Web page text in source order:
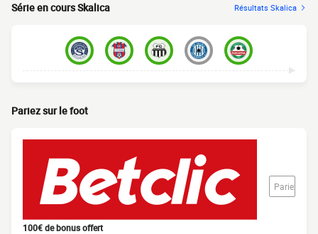
Série en cours Skalica Résultats Skalica
Pariez sur le foot
100€ de bonus offert
Pariez